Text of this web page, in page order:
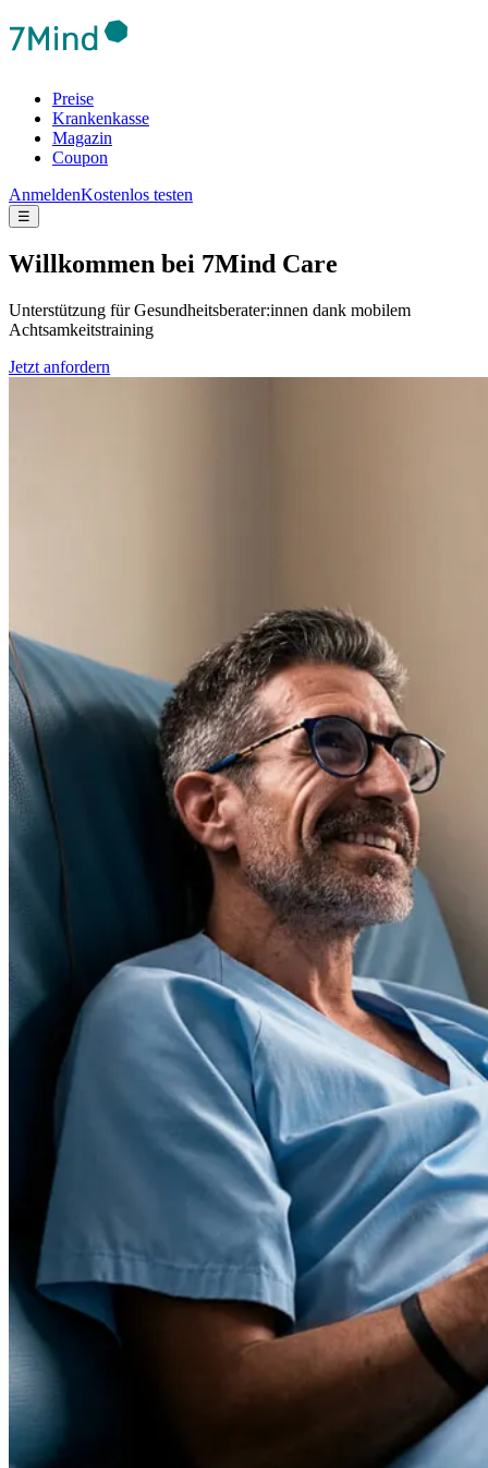
Preise
Krankenkasse
Magazin
Coupon
AnmeldenKostenlos testen
☰
Will­kom­men bei 7Mind Care
Unterstützung für Gesundheitsberater:innen dank mobilem
Achtsamkeitstraining
Jetzt anfordern